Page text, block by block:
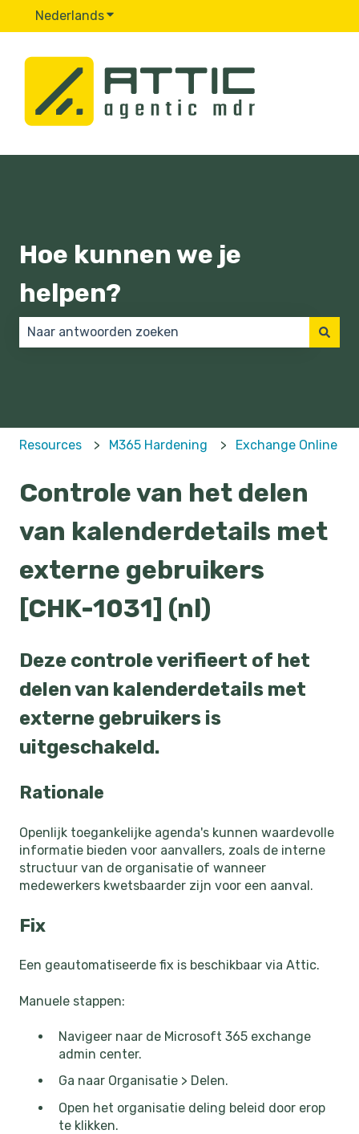
NederlandsSubmenu tonen voor vertalingen
Hoe kunnen we je
helpen?
Resources M365 Hardening Exchange Online
Controle van het delen
van kalenderdetails met
externe gebruikers
[CHK-1031] (nl)
Deze controle verifieert of het
delen van kalenderdetails met
externe gebruikers is
uitgeschakeld.
Rationale
Openlijk toegankelijke agenda's kunnen waardevolle
informatie bieden voor aanvallers, zoals de interne
structuur van de organisatie of wanneer
medewerkers kwetsbaarder zijn voor een aanval.
Fix
Een geautomatiseerde fix is beschikbaar via Attic.
Manuele stappen:
Navigeer naar de Microsoft 365 exchange
admin center.
Ga naar Organisatie > Delen.
Open het organisatie deling beleid door erop
te klikken.